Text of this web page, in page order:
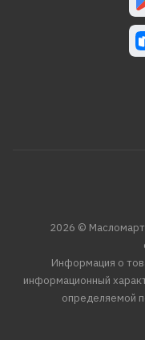
2026 ©
Информация о
информационный
определяемой